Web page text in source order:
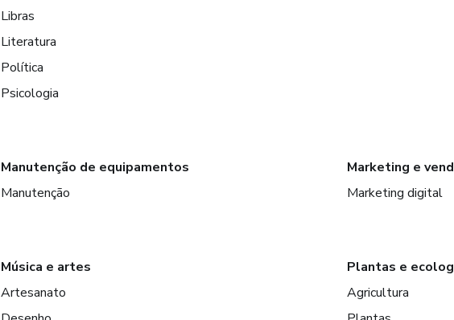
Libras
Literatura
Política
Psicologia
Manutenção de equipamentos
Manutenção
Marketing e
Marketing digital
Música e artes
Artesanato
Plantas e
Agricultura